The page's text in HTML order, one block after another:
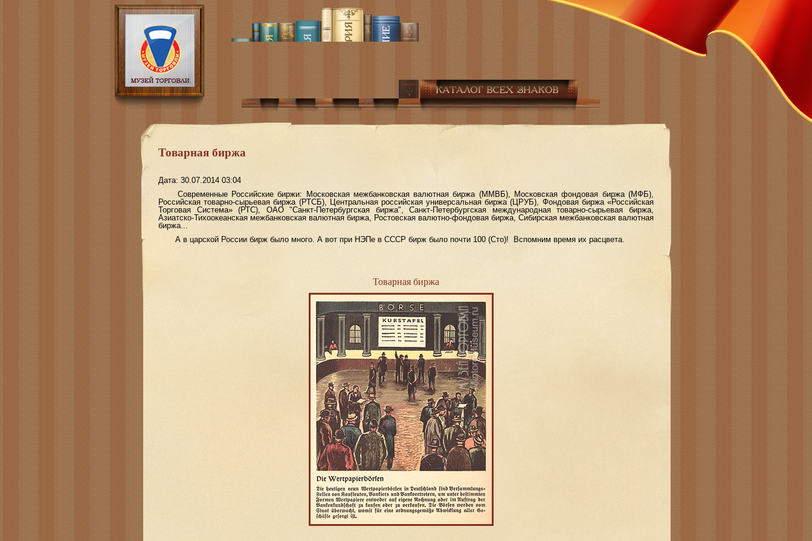
Товарная биржа
Дата: 30.07.2014 03:04
Современные Российские биржи: Московская межбанковская валютная биржа (ММВБ), Московская фондовая биржа (МФБ),
Российская товарно-сырьевая биржа (РТСБ), Центральная российская универсальная биржа (ЦРУБ), Фондовая биржа «Российская
Торговая Система» (РТС), ОАО "Санкт-Петербургская биржа", Санкт-Петербургская международная товарно-сырьевая биржа,
Азиатско-Тихоокеанская межбанковская валютная биржа, Ростовская валютно-фондовая биржа, Сибирская межбанковская валютная
биржа...
А в царской России бирж было много. А вот при НЭПе в СССР бирж было почти 100 (Сто)! Вспомним время их расцвета.
Товарная биржа